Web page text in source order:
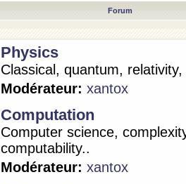
Forum
Physics
Classical, quantum,
Modérateur: xantox
Computation
Computer science,
computability..
Modérateur: xantox